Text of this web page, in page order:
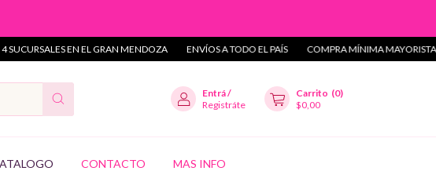
EN EL GRAN MENDOZA ENVÍOS A TODO EL PAÍS COMPRA MÍNIMA MAYORISTA $40.000
Entrá/
Registráte
Carrito (0)
$0,00
CONTACTO MAS INFO